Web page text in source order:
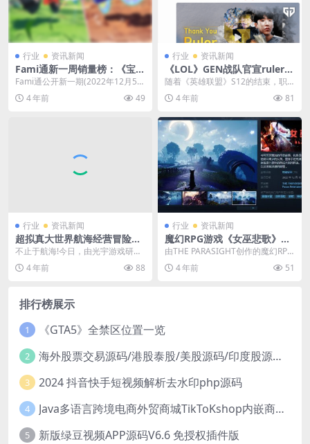
行业 资讯新闻
Fami通新一周销量榜：《宝可
梦：朱/紫》达成四连冠
Fami通公开新一期(2022年12月5日
至12月11日)的日本游戏软硬件销量
榜...4 年前 49
行业 资讯新闻
《LOL》GEN战队官宣ruler离
队 再见永远的1号选手
随着《英雄联盟》S12的结束，职
业战队间的选手变动要开启了。
《英雄联盟》LCK赛...
4 年前 81
行业 资讯新闻
超拟真大世界航海经营冒险游
戏《风帆纪元》正式曝光！
不止于航海!今日，由光宇游戏研
发，bilibili游戏独家代理发行的超拟
真大世界...
4 年前 88
行业 资讯新闻
魔幻RPG游戏《女巫悲歌》发
售 首发特惠只需87.2元
由THE PARASIGHT创作的魔幻RPG
游戏《女巫悲歌》现已正式发售，
登陆P...
4 年前 51
排行榜展示
1 《GTA5》全禁区位置一览
2 海外股票交易源码/港股泰股/美股源码/印度股源码/马拉西亚股票源码/国际股票配资
3 2024 抖音快手短视频解析去水印php源码
4 Java多语言跨境电商外贸商城TikToKshop内嵌商城I商家入驻I一键铺
5 新版绿豆视频APP源码V6.6 免授权插件版